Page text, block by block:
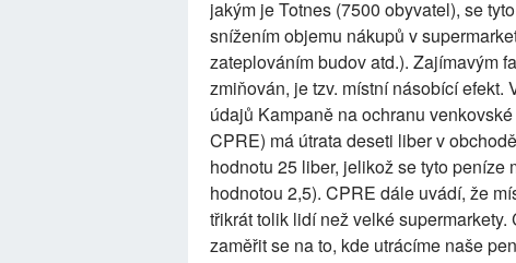
jakým je Totnes (7500 obyvatel), se
snížením objemu nákupů v
zateplováním budov atd.). Zajímavým
zmiňován, je tzv. místní násobící efekt.
údajů Kampaně na ochranu
CPRE) má útrata deseti liber v
hodnotu 25 liber, jelikož se tyto peníze
hodnotou 2,5). CPRE dále uvádí, že
třikrát tolik lidí než velké
zaměřit se na to, kde utrácíme naše